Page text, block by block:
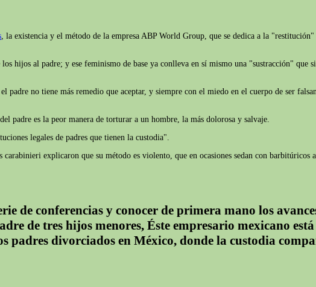
, la existencia y el método de la empresa ABP World Group, que se dedica a la
hijos al padre; y ese feminismo de base ya conlleva en sí mismo una "sustracción" que
padre no tiene más remedio que aceptar, y siempre con el miedo en el cuerpo de ser
padre es la peor manera de torturar a un hombre, la más dolorosa y salvaje.
legales de padres que tienen la custodia".
explicaron que su método es violento, que en ocasiones sedan con barbitúricos
de conferencias y conocer de primera mano los
de tres hijos menores, Éste empresario mexicano
padres divorciados en México, donde la custodia